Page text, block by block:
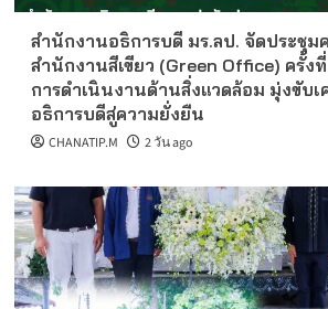
สำนักงานอธิการบดี มร.ลป. จัดประชุม
สำนักงานสีเขียว (Green Office) ครั้
การดำเนินงานด้านสิ่งแวดล้อม มุ่งขับ
อธิการบดีสู่ความยั่งยืน
CHANATIP.M 2 วัน ago